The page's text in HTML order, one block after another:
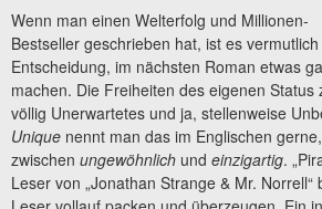
Wenn man einen Welterfolg und Millionen-
Bestseller geschrieben hat, ist es
Entscheidung, im nächsten Roman etwas
machen. Die Freiheiten des eigenen Status
völlig Unerwartetes und ja, stellenweise
Unique nennt man das im Englischen
zwischen ungewöhnlich und einzigartig.
Leser von „Jonathan Strange & Mr.